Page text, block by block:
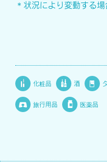
＊状況により変動する場
化粧品 酒
旅行用品 医薬品